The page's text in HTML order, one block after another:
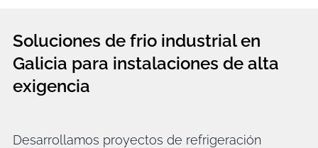
Soluciones de frio industrial en
Galicia para instalaciones de alta
exigencia
Desarrollamos proyectos de refrigeración